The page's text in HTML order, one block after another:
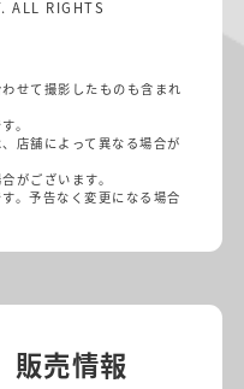
ALL RIGHTS
せて撮影したものも含まれ
。
店舗によって異なる場合が
がございます。
。予告なく変更になる場合
販売情報